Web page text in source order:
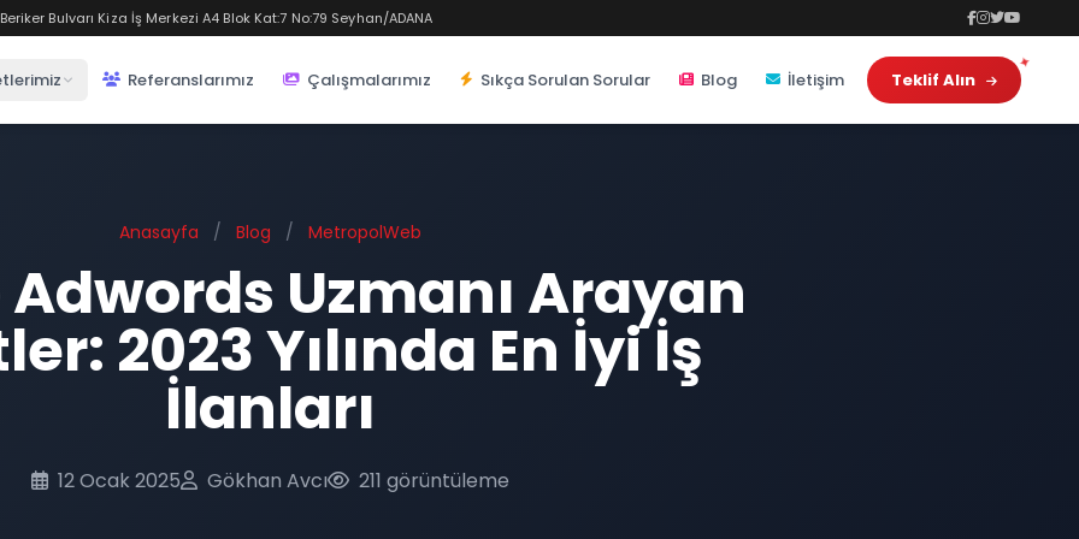
Bulvarı Kiza İş Merkezi A4 Blok Kat:7 No:79 Seyhan/ADANA
Referanslarımız Çalışmalarımız Sıkça Sorulan Sorular Blog İletişim Teklif Alın
Anasayfa / Blog / MetropolWeb
Uzmanı Arayan
2023 Yılında En İyi İş
İlanları
12 Ocak 2025 Gökhan Avcı 211 görüntüleme